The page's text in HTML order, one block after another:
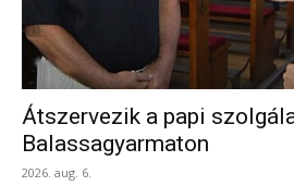
Átszervezik a papi
Balassagyarmaton
2026. aug. 6.